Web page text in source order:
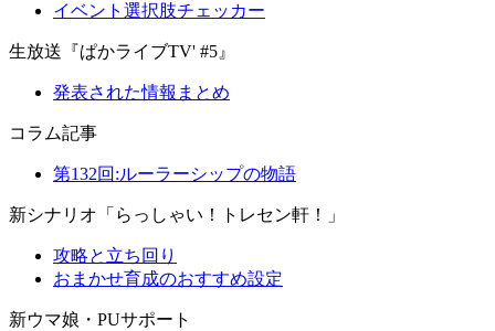
イベント選択肢チェッカー
生放送『ぱかライブTV' #5』
発表された情報まとめ
コラム記事
第132回:ルーラーシップの物語
新シナリオ「らっしゃい！トレセン軒！」
攻略と立ち回り
おまかせ育成のおすすめ設定
新ウマ娘・PUサポート